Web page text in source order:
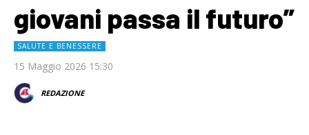
giovani passa il futuro”
SALUTE E BENESSERE
15 Maggio 2026 15:30
REDAZIONE